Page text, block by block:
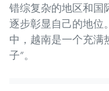
错综复杂的地区和国
逐步彰显自己的地位
中，越南是一个充满
子”。